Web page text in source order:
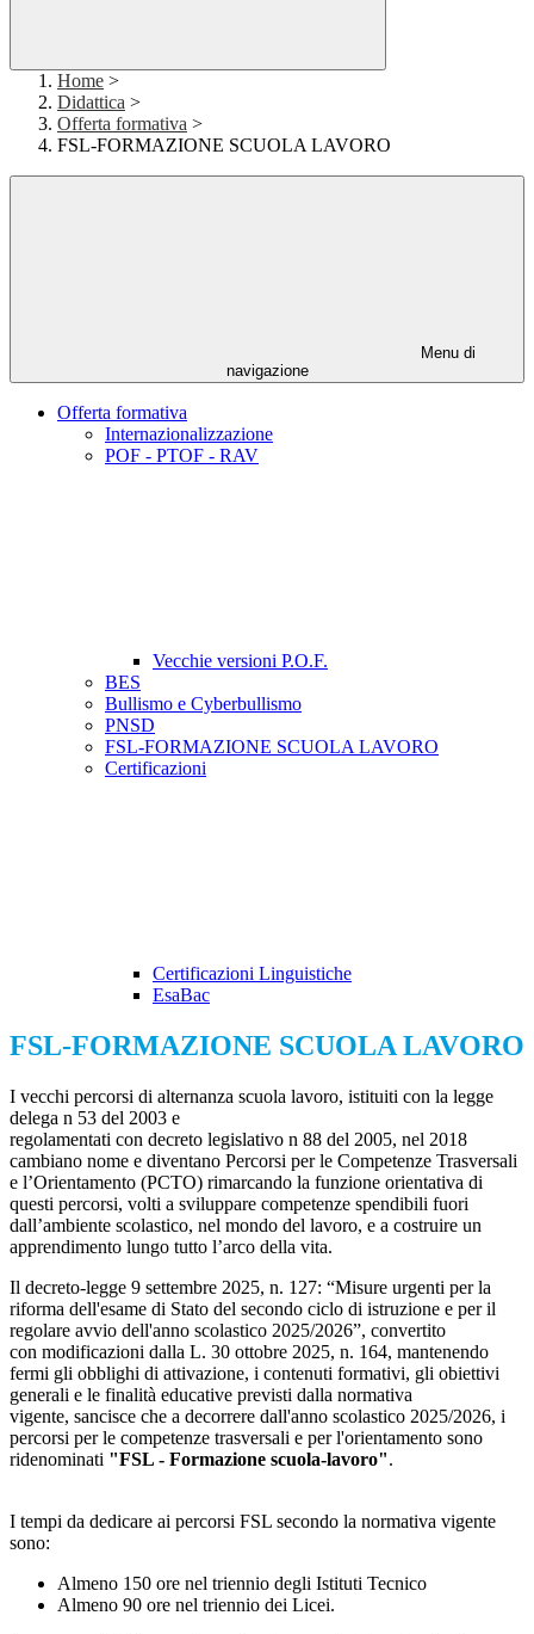
Home >
Didattica >
Offerta formativa >
FSL-FORMAZIONE SCUOLA LAVORO
Menu di
navigazione
Offerta formativa
Internazionalizzazione
POF - PTOF - RAV
Vecchie versioni P.O.F.
BES
Bullismo e Cyberbullismo
PNSD
FSL-FORMAZIONE SCUOLA LAVORO
Certificazioni
Certificazioni Linguistiche
EsaBac
FSL-FORMAZIONE SCUOLA LAVORO
I vecchi percorsi di alternanza scuola lavoro, istituiti con la legge
delega n 53 del 2003 e
regolamentati con decreto legislativo n 88 del 2005, nel 2018
cambiano nome e diventano Percorsi per le Competenze Trasversali
e l’Orientamento (PCTO) rimarcando la funzione orientativa di
questi percorsi, volti a sviluppare competenze spendibili fuori
dall’ambiente scolastico, nel mondo del lavoro, e a costruire un
apprendimento lungo tutto l’arco della vita.
Il decreto-legge 9 settembre 2025, n. 127: “Misure urgenti per la
riforma dell'esame di Stato del secondo ciclo di istruzione e per il
regolare avvio dell'anno scolastico 2025/2026”, convertito
con modificazioni dalla L. 30 ottobre 2025, n. 164, mantenendo
fermi gli obblighi di attivazione, i contenuti formativi, gli obiettivi
generali e le finalità educative previsti dalla normativa
vigente, sancisce che a decorrere dall'anno scolastico 2025/2026, i
percorsi per le competenze trasversali e per l'orientamento sono
ridenominati "FSL - Formazione scuola-lavoro".
I tempi da dedicare ai percorsi FSL secondo la normativa vigente
sono:
Almeno 150 ore nel triennio degli Istituti Tecnico
Almeno 90 ore nel triennio dei Licei.